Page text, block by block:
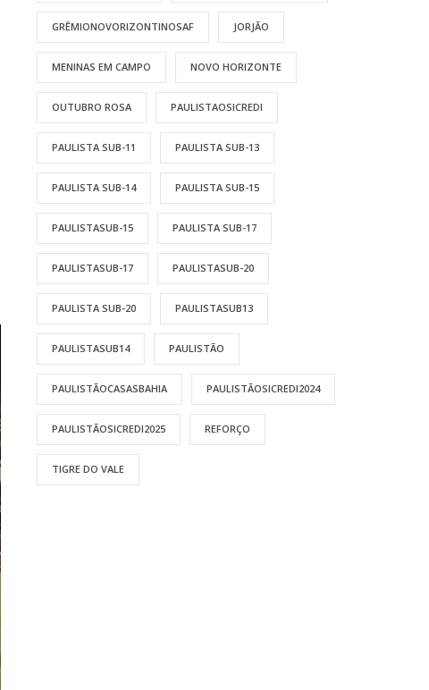
GRÊMIONOVORIZONTINOSAF JORJÃO
MENINAS EM CAMPO NOVO HORIZONTE
OUTUBRO ROSA PAULISTAOSICREDI
PAULISTA SUB-11 PAULISTA SUB-13
PAULISTA SUB-14 PAULISTA SUB-15
PAULISTASUB-15 PAULISTA SUB-17
PAULISTASUB-17 PAULISTASUB-20
PAULISTA SUB-20 PAULISTASUB13
PAULISTASUB14 PAULISTÃO
PAULISTÃOCASASBAHIA PAULISTÃOSICREDI2024
PAULISTÃOSICREDI2025 REFORÇO
TIGRE DO VALE